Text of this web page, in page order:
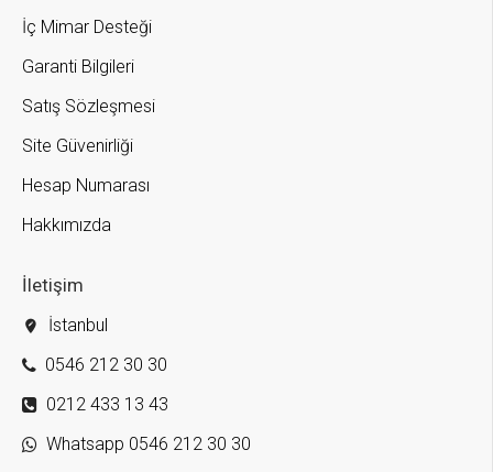
İç Mimar Desteği
Garanti Bilgileri
Satış Sözleşmesi
Site Güvenirliği
Hesap Numarası
Hakkımızda
İletişim
İstanbul
0546 212 30 30
0212 433 13 43
Whatsapp 0546 212 30 30